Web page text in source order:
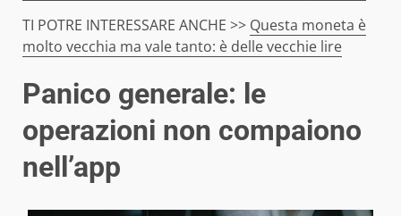
TI POTRE INTERESSARE ANCHE >> Questa moneta è
molto vecchia ma vale tanto: è delle vecchie lire
Panico generale: le
operazioni non compaiono
nell’app